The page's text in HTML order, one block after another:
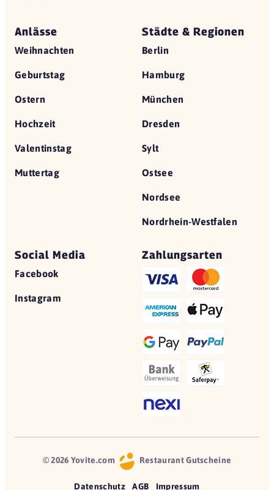
Anlässe
Weihnachten
Geburtstag
Ostern
Hochzeit
Valentinstag
Muttertag
Städte & Regionen
Berlin
Hamburg
München
Dresden
Sylt
Ostsee
Nordsee
Nordrhein-Westfalen
Social Media
Facebook
Instagram
Zahlungsarten
© 2026 Yovite.com Restaurant Gutscheine
Datenschutz AGB Impressum